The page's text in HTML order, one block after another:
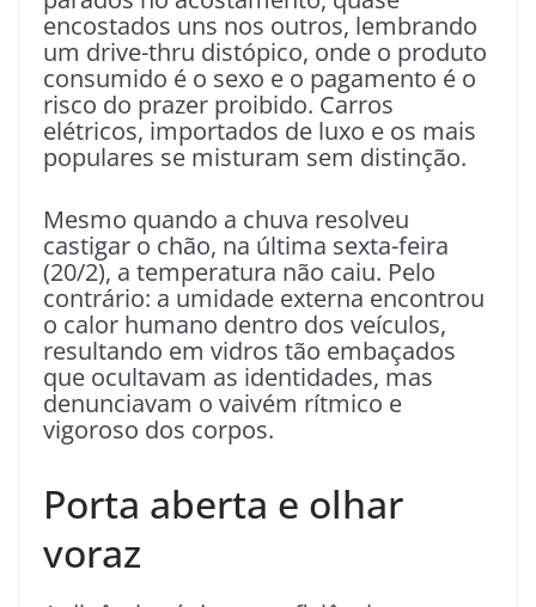
encostados uns nos outros, lembrando
um drive-thru distópico, onde o produto
consumido é o sexo e o pagamento é o
risco do prazer proibido. Carros
elétricos, importados de luxo e os mais
populares se misturam sem distinção.
Mesmo quando a chuva resolveu
castigar o chão, na última sexta-feira
(20/2), a temperatura não caiu. Pelo
contrário: a umidade externa encontrou
o calor humano dentro dos veículos,
resultando em vidros tão embaçados
que ocultavam as identidades, mas
denunciavam o vaivém rítmico e
vigoroso dos corpos.
Porta aberta e olhar
voraz